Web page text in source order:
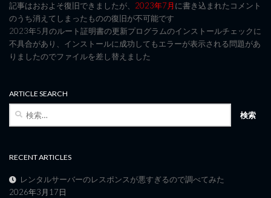
記事はおおよそ復旧できましたが、 2023年7月に書き込まれたコメント
のうち消えてしまったものの復旧が不可能です
2023年5月のルート証明書の更新プログラムのインストールチェックに
不具合があり、インストールに成功してもエラーが表示される問題があ
りましたのでファイルを差し替えました
ARTICLE SEARCH
検
RECENT ARTICLES
レンタルサーバーのレスポンスが悪すぎるので調べてみた
2026年3月17日